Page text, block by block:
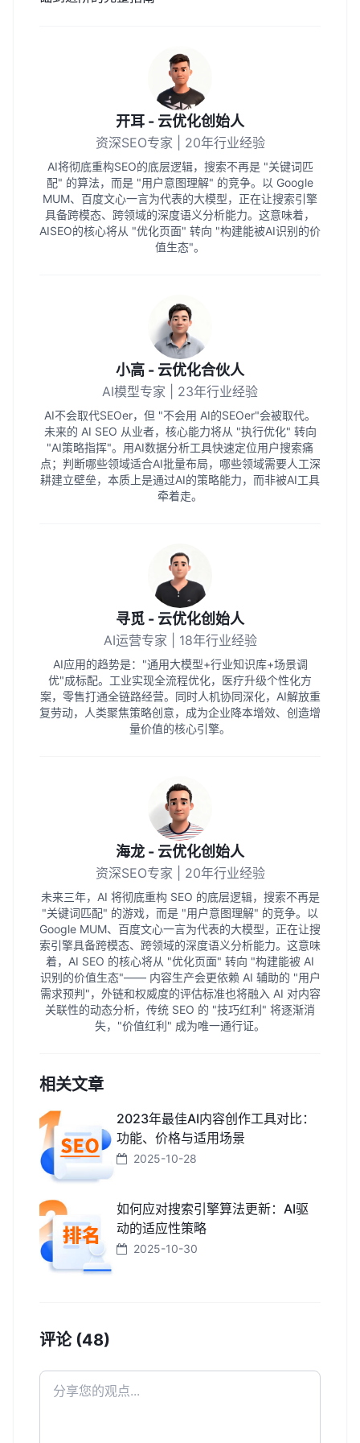
开耳 - 云优化创始人
资深SEO专家 | 20年行业经验
AI将彻底重构SEO的底层逻辑，搜索不再是 "关键词匹
配" 的算法，而是 "用户意图理解" 的竞争。以 Google
MUM、百度文心一言为代表的大模型，正在让搜索引擎
具备跨模态、跨领域的深度语义分析能力。这意味着，
AISEO的核心将从 "优化页面" 转向 "构建能被AI识别的价
值生态"。
小高 - 云优化合伙人
AI模型专家 | 23年行业经验
AI不会取代SEOer，但 "不会用 AI的SEOer"会被取代。
未来的 AI SEO 从业者，核心能力将从 "执行优化" 转向
"AI策略指挥"。用AI数据分析工具快速定位用户搜索痛
点；判断哪些领域适合AI批量布局，哪些领域需要人工深
耕建立壁垒，本质上是通过AI的策略能力，而非被AI工具
牵着走。
寻觅 - 云优化创始人
AI运营专家 | 18年行业经验
AI应用的趋势是："通用大模型+行业知识库+场景调
优"成标配。工业实现全流程优化，医疗升级个性化方
案，零售打通全链路经营。同时人机协同深化，AI解放重
复劳动，人类聚焦策略创意，成为企业降本增效、创造增
量价值的核心引擎。
海龙 - 云优化创始人
资深SEO专家 | 20年行业经验
未来三年，AI 将彻底重构 SEO 的底层逻辑，搜索不再是
"关键词匹配" 的游戏，而是 "用户意图理解" 的竞争。以
Google MUM、百度文心一言为代表的大模型，正在让搜
索引擎具备跨模态、跨领域的深度语义分析能力。这意味
着，AI SEO 的核心将从 "优化页面" 转向 "构建能被 AI
识别的价值生态"—— 内容生产会更依赖 AI 辅助的 "用户
需求预判"，外链和权威度的评估标准也将融入 AI 对内容
关联性的动态分析，传统 SEO 的 "技巧红利" 将逐渐消
失，"价值红利" 成为唯一通行证。
相关文章
2023年最佳AI内容创作工具对比：
功能、价格与适用场景
2025-10-28
如何应对搜索引擎算法更新：AI驱
动的适应性策略
2025-10-30
评论 (48)